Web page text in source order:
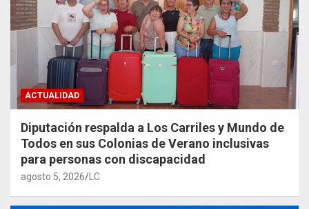
ACTUALIDAD
Diputación respalda a Los Carriles y Mundo de
Todos en sus Colonias de Verano inclusivas
para personas con discapacidad
agosto 5, 2026 LC